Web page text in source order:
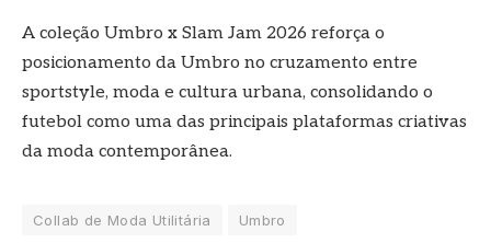
A coleção Umbro x Slam Jam 2026 reforça o
posicionamento da Umbro no cruzamento entre
sportstyle, moda e cultura urbana, consolidando o
futebol como uma das principais plataformas criativas
da moda contemporânea.
Collab de Moda Utilitária Umbro